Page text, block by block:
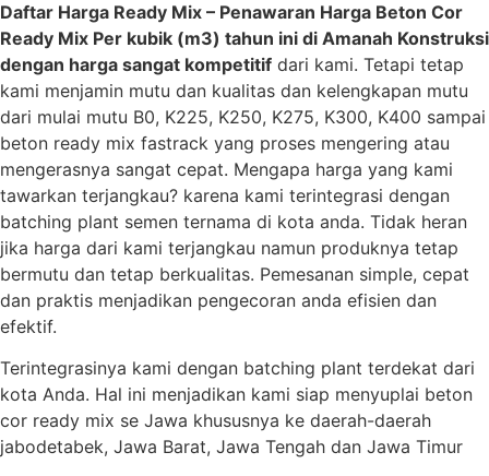
Daftar Harga Ready Mix – Penawaran Harga Beton Cor
Ready Mix Per kubik (m3) tahun ini di Amanah Konstruksi
dengan harga sangat kompetitif dari kami. Tetapi tetap
kami menjamin mutu dan kualitas dan kelengkapan mutu
dari mulai mutu B0, K225, K250, K275, K300, K400 sampai
beton ready mix fastrack yang proses mengering atau
mengerasnya sangat cepat. Mengapa harga yang kami
tawarkan terjangkau? karena kami terintegrasi dengan
batching plant semen ternama di kota anda. Tidak heran
jika harga dari kami terjangkau namun produknya tetap
bermutu dan tetap berkualitas. Pemesanan simple, cepat
dan praktis menjadikan pengecoran anda efisien dan
efektif.
Terintegrasinya kami dengan batching plant terdekat dari
kota Anda. Hal ini menjadikan kami siap menyuplai beton
cor ready mix se Jawa khususnya ke daerah-daerah
jabodetabek, Jawa Barat, Jawa Tengah dan Jawa Timur